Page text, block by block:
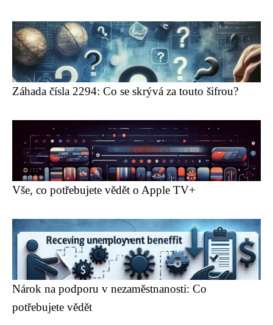
Záhada čísla 2294: Co se skrývá za touto šifrou?
Vše, co potřebujete vědět o Apple TV+
Nárok na podporu v nezaměstnanosti: Co
potřebujete vědět